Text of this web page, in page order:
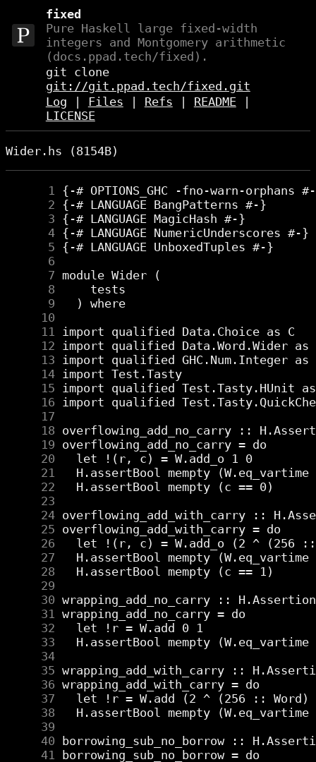
fixed
Pure Haskell large fixed-width
integers and Montgomery arithmetic
(docs.ppad.tech/fixed).
git clone
git://git.ppad.tech/fixed.git
Log
Files Refs README|
LICENSE
Wider.hs (8154B)
      1
      2
      3
      4
      5
      6
      7
      8
      9
     10
     11
     12
     13
     14
     15
     16
     17
     18
     19
     20
     21
     22
     23
     24
     25
     26
     27
     28
     29
     30
     31
     32
     33
     34
     35
     36
     37
     38
     39
     40
     41